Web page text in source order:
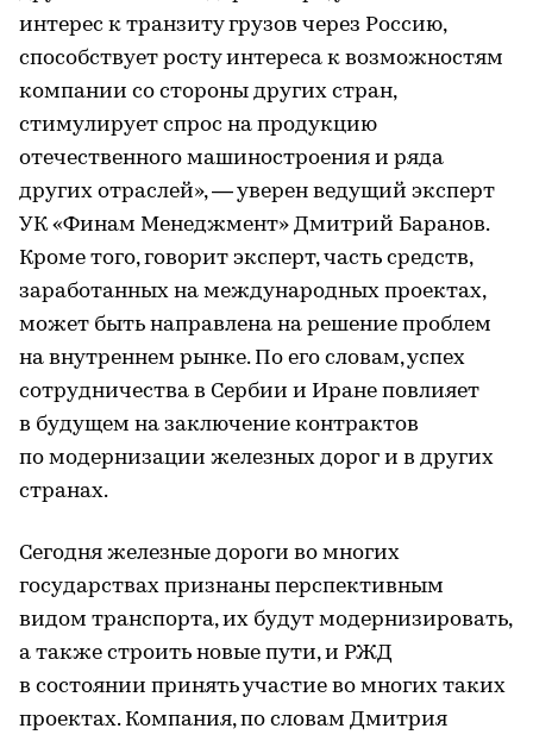
интерес к транзиту грузов через Россию,
способствует росту интереса к возможностям
компании со стороны других стран,
стимулирует спрос на продукцию
отечественного машиностроения и ряда
других отраслей», — уверен ведущий эксперт
УК «Финам Менеджмент» Дмитрий Баранов.
Кроме того, говорит эксперт, часть средств,
заработанных на международных проектах,
может быть направлена на решение проблем
на внутреннем рынке. По его словам, успех
сотрудничества в Сербии и Иране повлияет
в будущем на заключение контрактов
по модернизации железных дорог и в других
странах.
Сегодня железные дороги во многих
государствах признаны перспективным
видом транспорта, их будут модернизировать,
а также строить новые пути, и РЖД
в состоянии принять участие во многих таких
проектах. Компания, по словам Дмитрия